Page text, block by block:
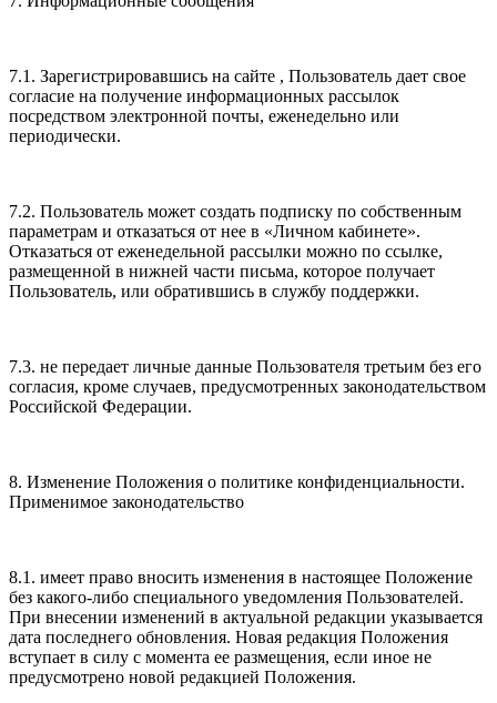
7.1. Зарегистрировавшись на сайте , Пользователь дает свое
согласие на получение информационных рассылок
посредством электронной почты, еженедельно или
периодически.
7.2. Пользователь может создать подписку по собственным
параметрам и отказаться от нее в «Личном кабинете».
Отказаться от еженедельной рассылки можно по ссылке,
размещенной в нижней части письма, которое получает
Пользователь, или обратившись в службу поддержки.
7.3. не передает личные данные Пользователя третьим без его
согласия, кроме случаев, предусмотренных законодательством
Российской Федерации.
8. Изменение Положения о политике конфиденциальности.
Применимое законодательство
8.1. имеет право вносить изменения в настоящее Положение
без какого-либо специального уведомления Пользователей.
При внесении изменений в актуальной редакции указывается
дата последнего обновления. Новая редакция Положения
вступает в силу с момента ее размещения, если иное не
предусмотрено новой редакцией Положения.